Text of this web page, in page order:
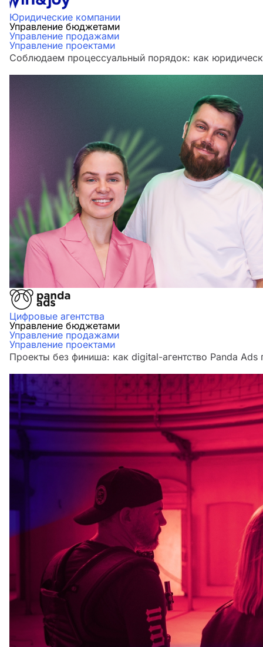
Юридические компании
Управление бюджетами
Управление продажами
Управление проектами
Соблюдаем процессуальный порядок: как
Цифровые агентства
Управление бюджетами
Управление продажами
Управление проектами
Проекты без финиша: как digital-агентство Panda Ads